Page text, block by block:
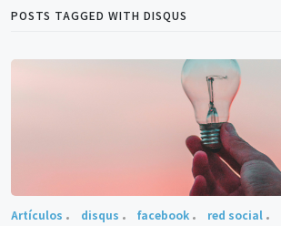
POSTS TAGGED WITH DISQUS
Artículos disqus facebook red social